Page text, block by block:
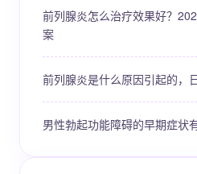
前列腺炎怎么治疗效果好？
案
前列腺炎是什么原因引起的，
男性勃起功能障碍的早期症状